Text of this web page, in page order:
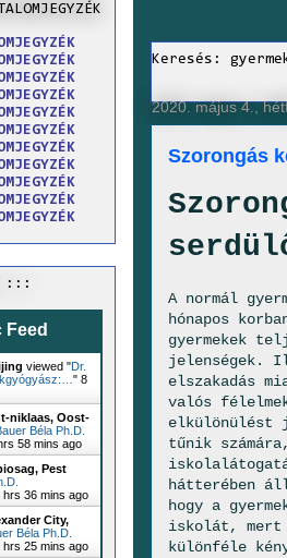
Keresés:
2020. május 4.,
Szorongás
A normál
hónapos
gyermekek
jelenségek.
elszakadás
valós
elkülönülést
tűnik
hátterében
hogy a
iskolát, mert
különféle
:::
Feed
viewed "Dr.
" 8
niklaas, Oost-
Béla Ph.D.
58 mins ago
Pest
hrs 36 mins ago
City,
Béla Ph.D.
hrs 25 mins ago